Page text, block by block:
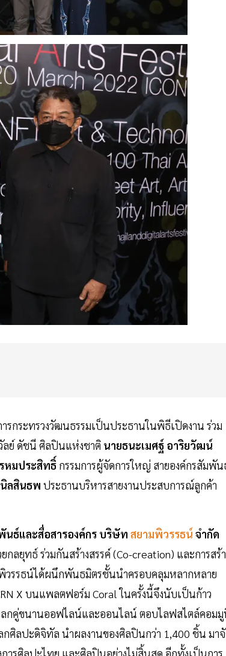
ารกระทรวงวัฒนธรรมเป็นประธานในพิธีเปิดงาน ร่วม
ลย์ ดัชนี ศิลปินแห่งชาติ นายธนะเมศฐ์ อาริยวัฒน์
หมประสิทธิ์ กรรมการผู้จัดการใหญ่ สายองค์กรสัมพั
ลสินธพ ประธานบริหารสายงานประสบการณ์ลูกค้า
นธ์และสื่อสารองค์กร บริษัท สยามพิวรรธน์ จำกัด
ลยุทธ์ ร่วมกันสร้างสรรค์ (Co-creation) และการสร้
วรรธน์ได้ผนึกพันธมิตรชั้นนำครอบคลุมหลากหลาย
X บนแพลตฟอร์ม Coral ในครั้งนี้จึงนับเป็นก้าว
ลกคู่ขนานออฟไลน์และออนไลน์ ตอบไลฟสไตล์คอม
กศิลปะดิจิทัล นำผลงานของศิลปินกว่า 1,400 ชิ้น มา